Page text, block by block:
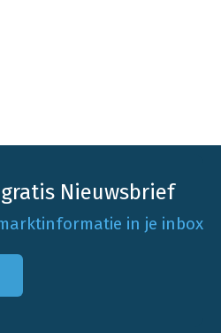
Nieuwsbrief
in je inbox